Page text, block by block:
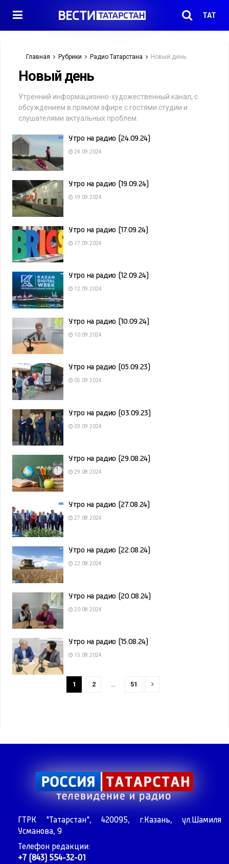
ТАТ
Главная Рубрики Радио Татарстана Новый день
Новый день
Утренний информационно-художественный канал, с
обсуждением в прямом эфире с гостями студии и
слушателями актуальных проблем.
Утро на радио (24.09.24)
24.09.2024
Утро на радио (19.09.24)
19.09.2024
Утро на радио (17.09.24)
17.09.2024
Утро на радио (12.09.24)
12.09.2024
Утро на радио (10.09.24)
10.09.2024
Утро на радио (05.09.23)
05.09.2024
Утро на радио (03.09.23)
03.09.2024
Утро на радио (29.08.24)
29.08.2024
Утро на радио (27.08.24)
27.08.2024
Утро на радио (22.08.24)
22.08.2024
Утро на радио (20.08.24)
20.08.2024
Утро на радио (15.08.24)
15.08.2024
1 2 51
ГТРК "Татарстан", 420095, г.Казань, ул.Шамиля
Усманова, 9
Телефон редакции:
+7 (843) 554-32-01